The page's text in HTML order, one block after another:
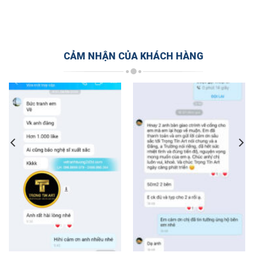
CẢM NHẬN CỦA KHÁCH HÀNG